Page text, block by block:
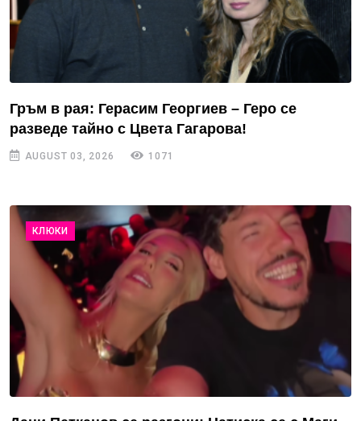
Гръм в рая: Герасим Георгиев – Геро се
разведе тайно с Цвета Гагарова!
AUGUST 03, 2026 1071
КЛЮКИ